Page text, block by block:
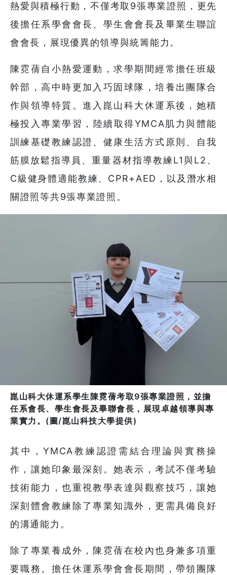
熱愛與積極行動，不僅考取9張專業證照，更先
後擔任系學會會長、學生會會長及畢業生聯誼
會會長，展現優異的領導與統籌能力。
陳霓蒨自小熱愛運動，求學期間經常擔任班級
幹部，高中時更加入巧固球隊，培養出團隊合
作與領導特質。進入崑山科大休運系後，她積
極投入專業學習，陸續取得YMCA肌力與體能
訓練基礎教練認證、健康生活方式原則、自我
筋膜放鬆指導員、重量器材指導教練L1與L2、
C級健身體適能教練、CPR+AED，以及潛水相
關證照等共9張專業證照。
崑山科大休運系學生陳霓蒨考取9張專業證照，並擔
任系會長、學生會長及畢聯會長，展現卓越領導與專
業實力。(圖/崑山科技大學提供)
其中，YMCA教練認證需結合理論與實務操
作，讓她印象最深刻。她表示，考試不僅考驗
技術能力，也重視教學表達與觀察技巧，讓她
深刻體會教練除了專業知識外，更需具備良好
的溝通能力。
除了專業養成外，陳霓蒨在校內也身兼多項重
要職務。擔任休運系學會會長期間，帶領團隊